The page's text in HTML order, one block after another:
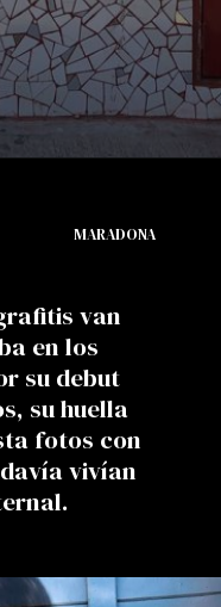
MARADONA
van
en los
su debut
su huella
fotos con
vivían